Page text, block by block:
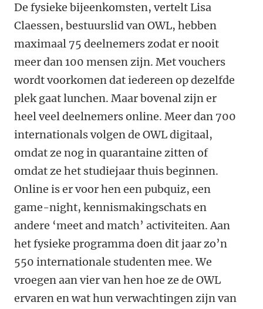
De fysieke bijeenkomsten, vertelt Lisa
Claessen, bestuurslid van OWL, hebben
maximaal 75 deelnemers zodat er nooit
meer dan 100 mensen zijn. Met vouchers
wordt voorkomen dat iedereen op dezelfde
plek gaat lunchen. Maar bovenal zijn er
heel veel deelnemers online. Meer dan 700
internationals volgen de OWL digitaal,
omdat ze nog in quarantaine zitten of
omdat ze het studiejaar thuis beginnen.
Online is er voor hen een pubquiz, een
game-night, kennismakingschats en
andere ‘meet and match’ activiteiten. Aan
het fysieke programma doen dit jaar zo’n
550 internationale studenten mee. We
vroegen aan vier van hen hoe ze de OWL
ervaren en wat hun verwachtingen zijn van